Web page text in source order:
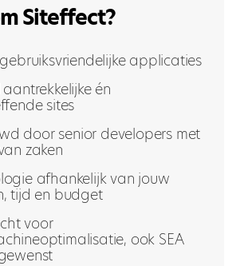
Siteffect?
applicaties
aantrekkelijke én
sites
door senior developers met
zaken
afhankelijk van jouw
tijd en budget
voor
ook SEA